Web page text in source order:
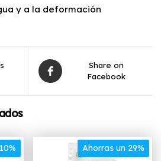
y a la deformación
Share on
Facebook
Ahorras un 29%